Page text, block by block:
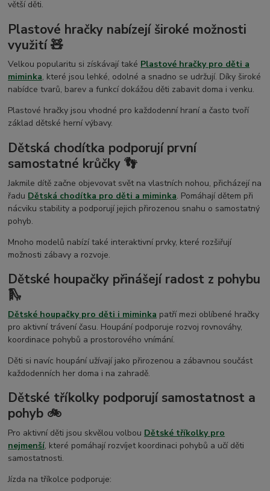
větší děti.
Plastové hračky nabízejí široké možnosti
využití 🧸
Velkou popularitu si získávají také Plastové hračky pro děti a
miminka, které jsou lehké, odolné a snadno se udržují. Díky široké
nabídce tvarů, barev a funkcí dokážou děti zabavit doma i venku.
Plastové hračky jsou vhodné pro každodenní hraní a často tvoří
základ dětské herní výbavy.
Dětská chodítka podporují první
samostatné krůčky 👣
Jakmile dítě začne objevovat svět na vlastních nohou, přicházejí na
řadu Dětská chodítka pro děti a miminka. Pomáhají dětem při
nácviku stability a podporují jejich přirozenou snahu o samostatný
pohyb.
Mnoho modelů nabízí také interaktivní prvky, které rozšiřují
možnosti zábavy a rozvoje.
Dětské houpačky přinášejí radost z pohybu
🛝
Dětské houpačky pro děti i miminka patří mezi oblíbené hračky
pro aktivní trávení času. Houpání podporuje rozvoj rovnováhy,
koordinace pohybů a prostorového vnímání.
Děti si navíc houpání užívají jako přirozenou a zábavnou součást
každodenních her doma i na zahradě.
Dětské tříkolky podporují samostatnost a
pohyb 🚲
Pro aktivní děti jsou skvělou volbou Dětské tříkolky pro
nejmenší, které pomáhají rozvíjet koordinaci pohybů a učí děti
samostatnosti.
Jízda na tříkolce podporuje: